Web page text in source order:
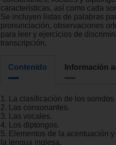
características, así como cada
Se incluyen listas de palabras
pronunciación, observaciones
para leer y ejercicios de
transcripción.
Contenido Información
1. La clasificación de los
2. Las consonantes.
3. Las vocales.
4. Los diptongos.
5. Elementos de la acentuación
la lengua inglesa.